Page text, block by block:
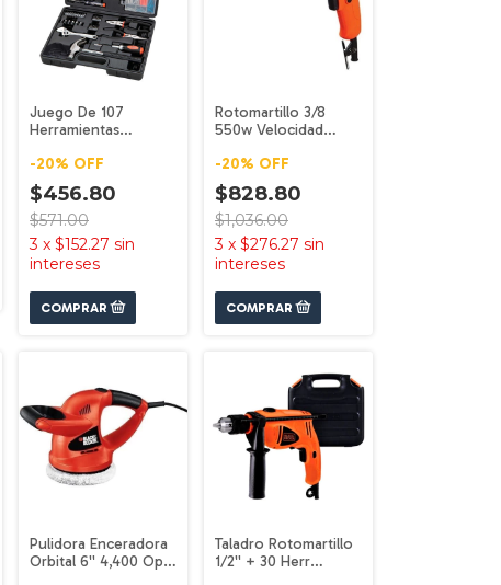
Juego De 107
Herramientas
Black+decker
-20% OFF
$456.80
$571.00
3 x $152.27 sin
intereses
Rotomartillo 3/8
550w Velocidad
Black+decker
-20% OFF
$828.80
$1,036.00
3 x $276.27 sin
intereses
Pulidora Enceradora
Orbital 6'' 4,400 Opm
Taladro Rotomartillo
1/2'' + 30 Herr